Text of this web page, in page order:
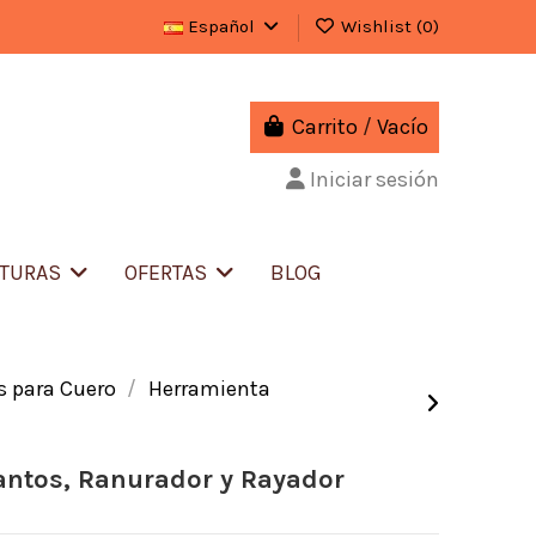
Español Wishlist (0)
Carrito /Vacío
Iniciar sesión
OFERTAS BLOG
para Cuero
Herramienta
Ranurador y Rayador